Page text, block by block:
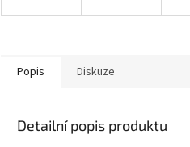
Popis Diskuze
Detailní popis produktu